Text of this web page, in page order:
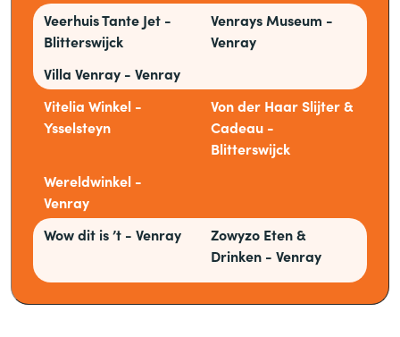
Veerhuis Tante Jet -
Blitterswijck
Venrays Museum -
Venray
Villa Venray - Venray
Vitelia Winkel -
Ysselsteyn
Von der Haar Slijter&
Cadeau -
Blitterswijck
Wereldwinkel -
Venray
Wow dit is ’t - Venray
Zowyzo Eten&
Drinken - Venray